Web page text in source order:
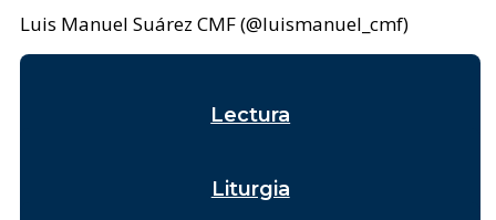
Luis Manuel Suárez CMF (@luismanuel_cmf)
Lectura
Liturgia